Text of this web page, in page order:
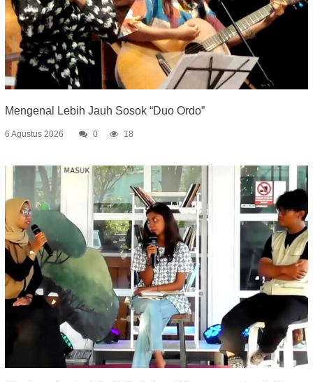
Mengenal Lebih Jauh Sosok “Duo Ordo”
6 Agustus 2026 0 18